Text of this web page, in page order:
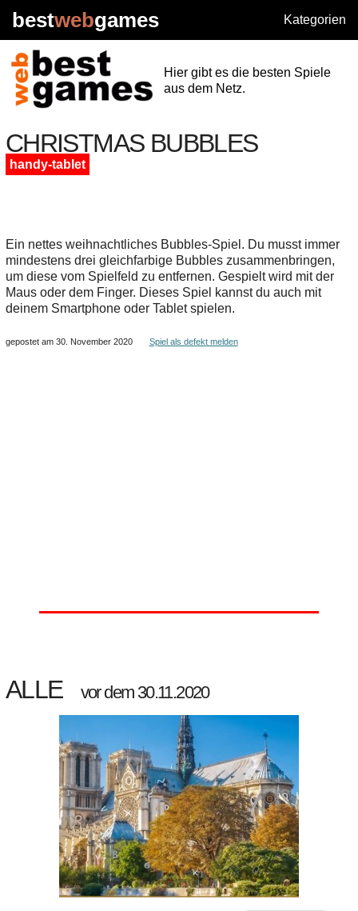
bestwebgames Kategorien
Hier gibt es die besten Spiele
aus dem Netz.
CHRISTMAS BUBBLES
handy-tablet
Ein nettes weihnachtliches Bubbles-Spiel. Du musst immer
mindestens drei gleichfarbige Bubbles zusammenbringen,
um diese vom Spielfeld zu entfernen. Gespielt wird mit der
Maus oder dem Finger. Dieses Spiel kannst du auch mit
deinem Smartphone oder Tablet spielen.
gepostet am 30. November 2020 Spiel als defekt melden
ALLE vor dem 30.11.2020